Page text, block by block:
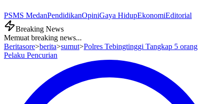
PSMS MedanPendidikanOpiniGaya HidupEkonomiEditorial
Breaking News
Memuat breaking news...
Beritasore>berita>sumut>Polres Tebingtinggi Tangkap 5 orang
Pelaku Pencurian